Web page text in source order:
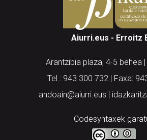
Aiurri.eus - Erroitz
Arantzibia plaza, 4-5 behea |
Tel.: 943 300 732 | Faxa:
andoain@aiurri.eus |
Codesyntaxek